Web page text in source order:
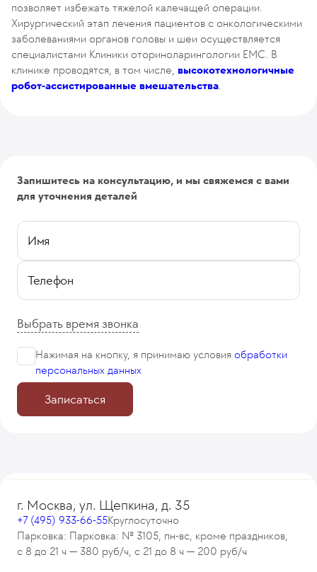
позволяет избежать тяжелой калечащей операции.
Хирургический этап лечения пациентов с онкологическими
заболеваниями органов головы и шеи осуществляется
специалистами Клиники оториноларингологии ЕМС. В
клинике проводятся, в том числе, высокотехнологичные
робот-ассистированные вмешательства.
Запишитесь на консультацию, и мы свяжемся с вами
для уточнения деталей
Имя
Телефон
Выбрать время звонка
Нажимая на кнопку, я принимаю условия обработки
персональных данных
Записаться
г. Москва, ул. Щепкина, д. 35
+7 (495) 933-66-55Круглосуточно
Парковка: Парковка: № 3105, пн-вс, кроме праздников,
с 8 до 21 ч — 380 руб/ч, с 21 до 8 ч — 200 руб/ч